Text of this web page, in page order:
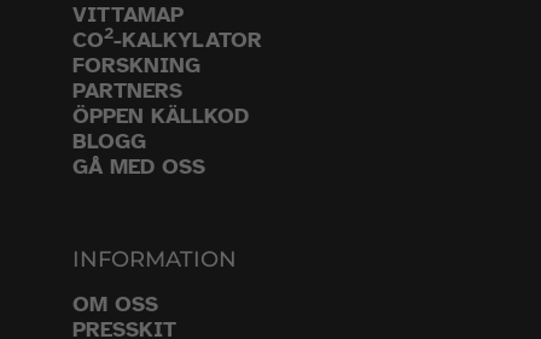
VITTAMAP
CO2-KALKYLATOR
FORSKNING
PARTNERS
ÖPPEN KÄLLKOD
BLOGG
GÅ MED OSS
INFORMATION
OM OSS
PRESSKIT